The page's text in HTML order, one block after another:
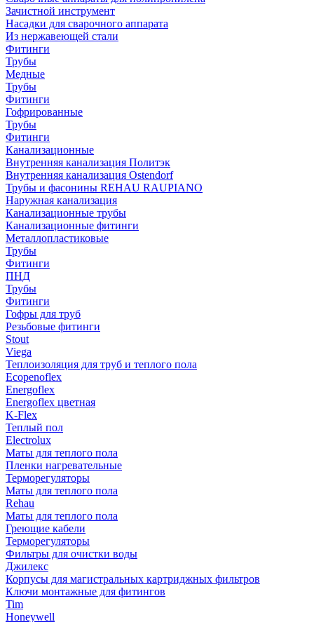
Зачистной инструмент
Насадки для сварочного аппарата
Из нержавеющей стали
Фитинги
Трубы
Медные
Трубы
Фитинги
Гофрированные
Трубы
Фитинги
Канализационные
Внутренняя канализация Политэк
Внутренняя канализация Ostendorf
Трубы и фасонины REHAU RAUPIANO
Наружная канализация
Канализационные трубы
Канализационные фитинги
Металлопластиковые
Трубы
Фитинги
ПНД
Трубы
Фитинги
Гофры для труб
Резьбовые фитинги
Stout
Viega
Теплоизоляция для труб и теплого пола
Ecopenoflex
Energoflex
Energoflex цветная
K-Flex
Теплый пол
Electrolux
Маты для теплого пола
Пленки нагревательные
Терморегуляторы
Маты для теплого пола
Rehau
Маты для теплого пола
Греющие кабели
Терморегуляторы
Фильтры для очистки воды
Джилекс
Корпусы для магистральных картриджных фильтров
Ключи монтажные для фитингов
Tim
Honeywell